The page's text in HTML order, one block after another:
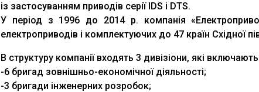
із застосуванням приводів серії IDS і DТS.
У період з 1996 до 2014 р. компанія
електроприводів і комплектуючих до 47 країн Східної
В структуру компанії входять 3 дивізіони, які
-6 бригад зовнішньо-економічної діяльності;
-3 бригади інженерних розробок;